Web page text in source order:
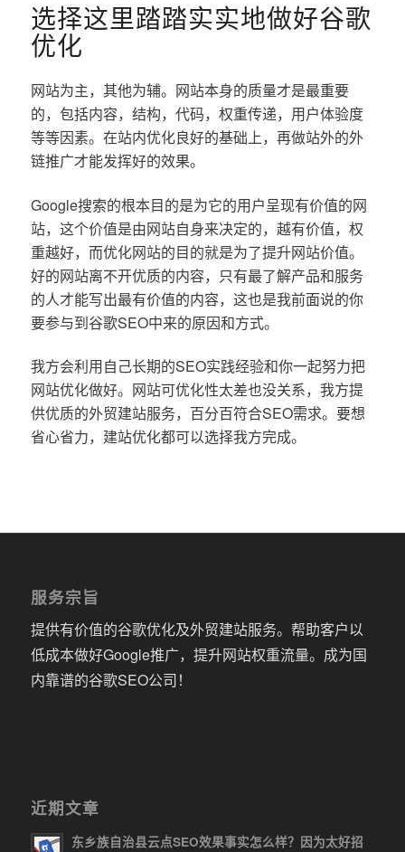
选择这里踏踏实实地做好谷歌
优化
网站为主，其他为辅。网站本身的质量才是最重要
的，包括内容，结构，代码，权重传递，用户体验度
等等因素。在站内优化良好的基础上，再做站外的外
链推广才能发挥好的效果。
Google搜索的根本目的是为它的用户呈现有价值的网
站，这个价值是由网站自身来决定的，越有价值，权
重越好，而优化网站的目的就是为了提升网站价值。
好的网站离不开优质的内容，只有最了解产品和服务
的人才能写出最有价值的内容，这也是我前面说的你
要参与到谷歌SEO中来的原因和方式。
我方会利用自己长期的SEO实践经验和你一起努力把
网站优化做好。网站可优化性太差也没关系，我方提
供优质的外贸建站服务，百分百符合SEO需求。要想
省心省力，建站优化都可以选择我方完成。
服务宗旨
提供有价值的谷歌优化及外贸建站服务。帮助客户以
低成本做好Google推广，提升网站权重流量。成为国
内靠谱的谷歌SEO公司！
近期文章
东乡族自治县云点SEO效果事实怎么样？因为太好招